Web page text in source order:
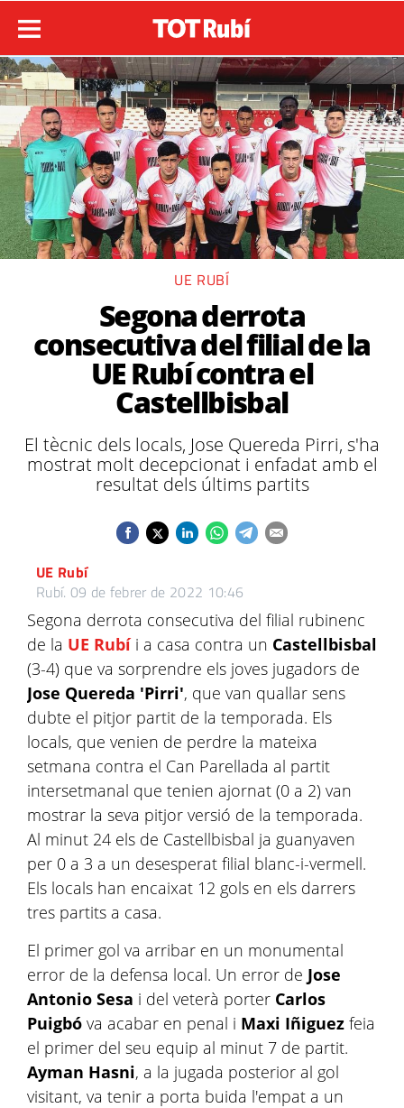
UE RUBÍ
Segona derrota
consecutiva del filial de la
UE Rubí contra el
Castellbisbal
El tècnic dels locals, Jose Quereda Pirri, s'ha
mostrat molt decepcionat i enfadat amb el
resultat dels últims partits
UE Rubí
Rubí. 09 de febrer de 2022 10:46
Segona derrota consecutiva del filial rubinenc
de la UE Rubíi a casa contra un Castellbisbal
(3-4) que va sorprendre els joves jugadors de
Jose Quereda 'Pirri', que van quallar sens
dubte el pitjor partit de la temporada. Els
locals, que venien de perdre la mateixa
setmana contra el Can Parellada al partit
intersetmanal que tenien ajornat (0 a 2) van
mostrar la seva pitjor versió de la temporada.
Al minut 24 els de Castellbisbal ja guanyaven
per 0 a 3 a un desesperat filial blanc-i-vermell.
Els locals han encaixat 12 gols en els darrers
tres partits a casa.
El primer gol va arribar en un monumental
error de la defensa local. Un error de Jose
Antonio Sesa i del veterà porter Carlos
Puigbó va acabar en penal i Maxi Iñiguez feia
el primer del seu equip al minut 7 de partit.
Ayman Hasni, a la jugada posterior al gol
visitant, va tenir a porta buida l'empat a un